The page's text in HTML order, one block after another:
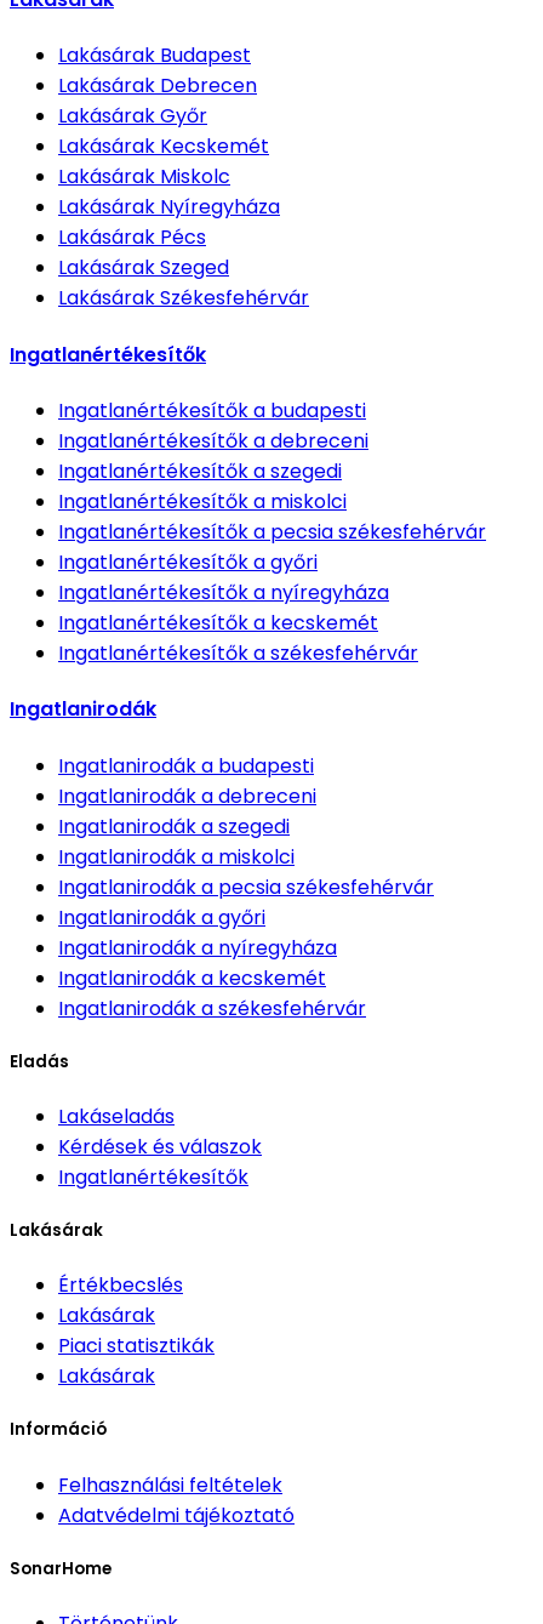
Lakásárak Budapest
Lakásárak Debrecen
LakásárakGyőr
Lakásárak Kecskemét
Lakásárak Miskolc
Lakásárak Nyíregyháza
Lakásárak Pécs
LakásárakSzeged
LakásárakSzékesfehérvár
Ingatlanértékesítők
Ingatlanértékesítőka budapesti
Ingatlanértékesítőka debreceni
Ingatlanértékesítőka szegedi
Ingatlanértékesítőka miskolci
Ingatlanértékesítőka pecsia székesfehérvár
Ingatlanértékesítőka győri
Ingatlanértékesítőka nyíregyháza
Ingatlanértékesítőka kecskemét
Ingatlanértékesítőka székesfehérvár
Ingatlanirodák
Ingatlanirodáka budapesti
Ingatlanirodáka debreceni
Ingatlanirodáka szegedi
Ingatlanirodáka miskolci
Ingatlanirodáka pecsia székesfehérvár
Ingatlanirodáka győri
Ingatlanirodáka nyíregyháza
Ingatlanirodáka kecskemét
Ingatlanirodáka székesfehérvár
Eladás
Lakáseladás
Kérdések és válaszok
Ingatlanértékesítők
Lakásárak
Értékbecslés
Lakásárak
Piaci statisztikák
Lakásárak
Információ
Felhasználási feltételek
Adatvédelmi tájékoztató
SonarHome